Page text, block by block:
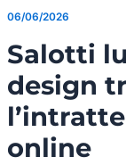
06/06/2026
Salotti
design
online